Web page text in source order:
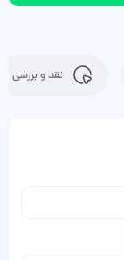
نقد و بررسی